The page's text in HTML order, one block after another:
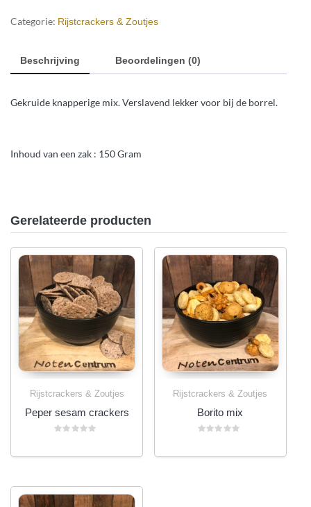
Categorie: Rijstcrackers & Zoutjes
Beschrijving Beoordelingen (0)
Gekruide knapperige mix. Verslavend lekker voor bij de borrel.
Inhoud van een zak : 150 Gram
Gerelateerde producten
Rijstcrackers & Zoutjes
Peper sesam crackers
uit
Rijstcrackers & Zoutjes
Borito mix
uit